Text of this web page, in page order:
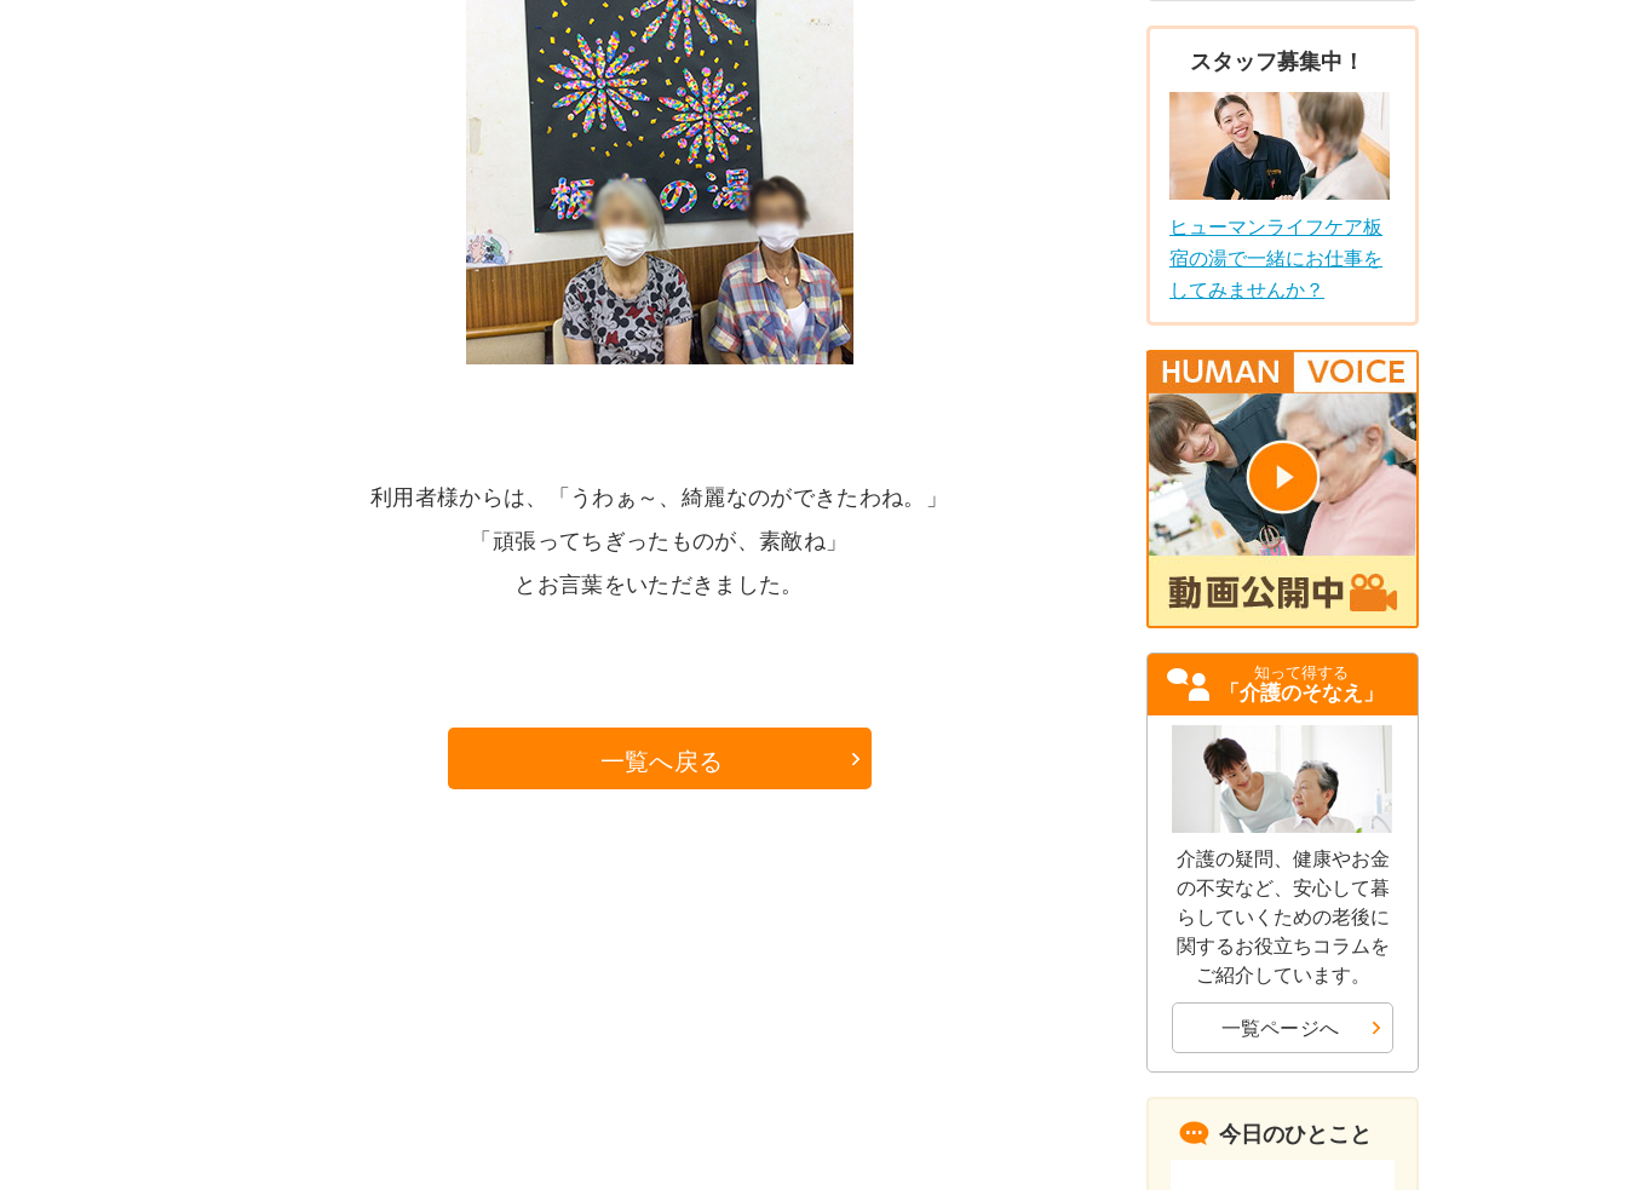
利用者様からは、「うわぁ～、綺麗なのができたわね。」
「頑張ってちぎったものが、素敵ね」
とお言葉をいただきました。
一覧へ戻る
スタッフ募集中！
ヒューマンライフケア板
宿の湯で一緒にお仕事を
してみませんか？
知って得する
「介護のそなえ」
介護の疑問、健康やお金
の不安など、安心して暮
らしていくための老後に
関するお役立ちコラムを
ご紹介しています。
一覧ページへ
今日のひとこと